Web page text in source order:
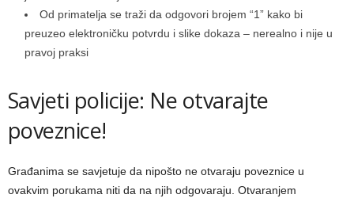
Od primatelja se traži da odgovori brojem “1” kako bi
preuzeo elektroničku potvrdu i slike dokaza – nerealno i nije u
pravoj praksi
Savjeti policije: Ne otvarajte
poveznice!
Građanima se savjetuje da nipošto ne otvaraju poveznice u
ovakvim porukama niti da na njih odgovaraju. Otvaranjem